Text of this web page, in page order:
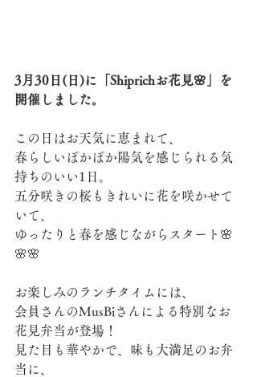
3月30日(日)に「Shiprichお花見🌸」を
開催しました。
この日はお天気に恵まれて、
春らしいぽかぽか陽気を感じられる気
持ちのいい1日。
五分咲きの桜もきれいに花を咲かせて
いて、
ゆったりと春を感じながらスタート🌸
🌸🌸
お楽しみのランチタイムには、
会員さんのMusBiさんによる特別なお
花見弁当が登場！
見た目も華やかで、味も大満足のお弁
当に、